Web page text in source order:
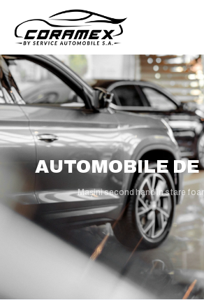
AUTOMOBILE DE
Mașini second hand în stare